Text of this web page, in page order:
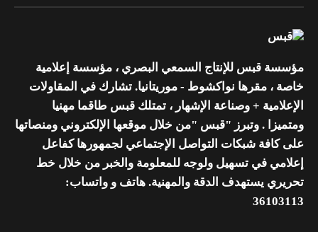
مؤسسة قبس للإنتاج السمعي البصري ، مؤسسة إعلامية
خاصة ، مقرها نواكشوط - موريتانيا. تشارك في المقاولات
الإعلامية + وصناعة الإشهار ، تمتلك قبس طاقما مهنيا
ومتميزا . وتبرز "قبس "من خلال موقعها الإلكتروني ومنصاتها
على كافة شبكات التواصل الإجتماعي لجمهورها كفاعل
إعلامي في تسهيل ولوجه للمعلومة والخبر من خلال خط
تحريري يستهدف الدقة والمهنية. هاتف و واتساب:
36103113